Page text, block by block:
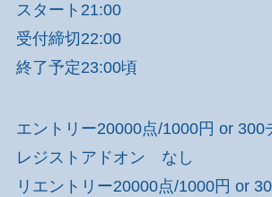
スタート21:00
受付締切22:00
終了予定23:00頃
エントリー20000点/1000円 or 300
レジストアドオン なし
リエントリー20000点/1000円 or